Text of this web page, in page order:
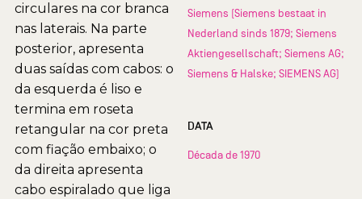
circulares na cor branca
nas laterais. Na parte
posterior, apresenta
duas saídas com cabos: o
da esquerda é liso e
termina em roseta
retangular na cor preta
com fiação embaixo; o
da direita apresenta
cabo espiralado que liga
Siemens (Siemens bestaat in
Nederland sinds 1879; Siemens
Aktiengesellschaft; Siemens AG;
Siemens & Halske; SIEMENS AG)
DATA
Década de 1970